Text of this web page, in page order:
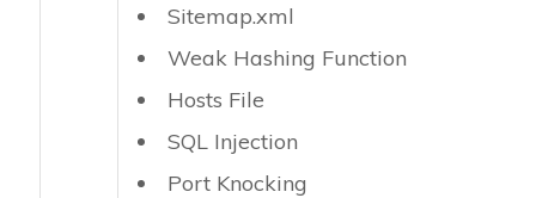
Sitemap.xml
Weak Hashing Function
Hosts File
SQL Injection
Port Knocking